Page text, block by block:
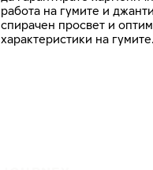
работа на гумите и
спирачен просвет и
характеристики на гумите.